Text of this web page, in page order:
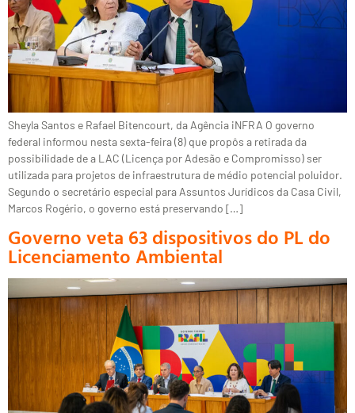
Sheyla Santos e Rafael Bitencourt, da Agência iNFRA O governo
federal informou nesta sexta-feira (8) que propôs a retirada da
possibilidade de a LAC (Licença por Adesão e Compromisso) ser
utilizada para projetos de infraestrutura de médio potencial poluidor.
Segundo o secretário especial para Assuntos Jurídicos da Casa Civil,
Marcos Rogério, o governo está preservando […]
Governo veta 63 dispositivos do PL do
Licenciamento Ambiental